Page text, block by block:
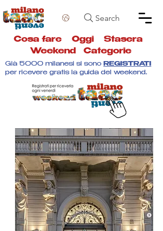
Search
Cosa fare Oggi Stasera
Weekend
Categorie
Già 5000 milanesi si sono REGISTRATI
per ricevere gratis la guida del weekend.